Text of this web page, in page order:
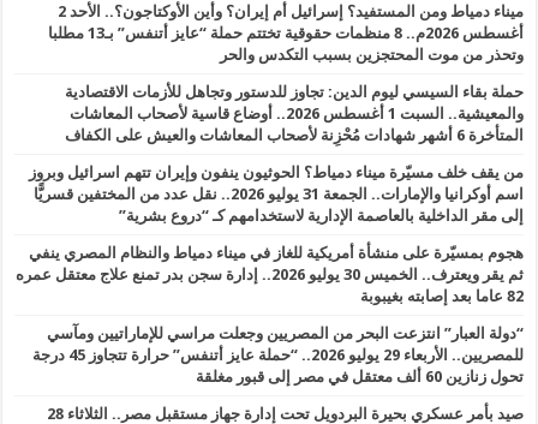
ميناء دمياط ومن المستفيد؟ إسرائيل أم إيران؟ وأين الأوكتاجون؟.. الأحد 2
أغسطس 2026م.. 8 منظمات حقوقية تختتم حملة “عايز أتنفس” بـ13 مطلبا
وتحذر من موت المحتجزين بسبب التكدس والحر
حملة بقاء السيسي ليوم الدين: تجاوز للدستور وتجاهل للأزمات الاقتصادية
والمعيشية.. السبت 1 أغسطس 2026.. أوضاع قاسية لأصحاب المعاشات
المتأخرة 6 أشهر شهادات مُحْزِنة لأصحاب المعاشات والعيش على الكفاف
من يقف خلف مسيّرة ميناء دمياط؟ الحوثيون ينفون وإيران تتهم اسرائيل وبروز
اسم أوكرانيا والإمارات.. الجمعة 31 يوليو 2026.. نقل عدد من المختفين قسريًّا
إلى مقر الداخلية بالعاصمة الإدارية لاستخدامهم كـ “دروع بشرية”
هجوم بمسيّرة على منشأة أمريكية للغاز في ميناء دمياط والنظام المصري ينفي
ثم يقر ويعترف.. الخميس 30 يوليو 2026.. إدارة سجن بدر تمنع علاج معتقل عمره
82 عاما بعد إصابته بغيبوبة
“دولة العبار” انتزعت البحر من المصريين وجعلت مراسي للإماراتيين ومآسي
للمصريين.. الأربعاء 29 يوليو 2026.. “حملة عايز أتنفس” حرارة تتجاوز 45 درجة
تحول زنازين 60 ألف معتقل في مصر إلى قبور مغلقة
صيد بأمر عسكري بحيرة البردويل تحت إدارة جهاز مستقبل مصر.. الثلاثاء 28